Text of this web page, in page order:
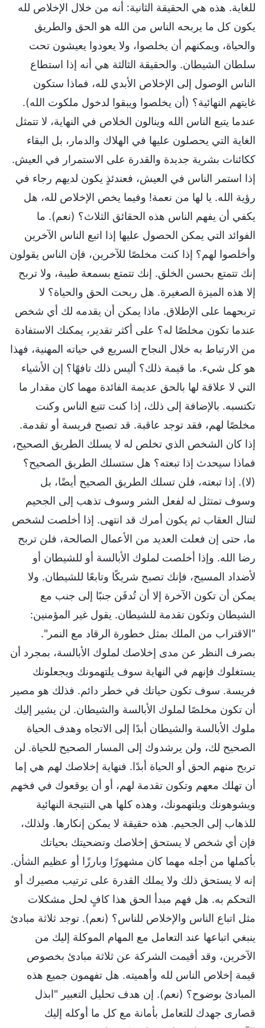
للغاية. هذه هي الحقيقة الثانية: أنه من خلال الإخلاص لله
يكون كل ما يربحه الناس من الله هو الحق والطريق
والحياة، ويمكنهم أن يخلصوا، ولا يعودوا يعيشون تحت
سلطان الشيطان. والحقيقة الثالثة هي أنه إذا استطاع
الناس الوصول إلى الإخلاص الأبدي لله، فماذا ستكون
غايتهم النهائية؟ (أن يخلصوا ويبقوا لدخول ملكوت الله).
عندما يتبع الناس الله وينالون الخلاص في النهاية، لا تتمثل
الغاية التي يحصلون عليها في الهلاك والدمار، بل البقاء
ككائنات بشرية جديدة والقدرة على الاستمرار في العيش.
إذا استمر الناس في العيش، فعندئذٍ يكون لديهم رجاء في
رؤية الله. يا لها من نعمة! وفيما يخص الإخلاص لله، هل
يكفي أن يفهم الناس هذه الحقائق الثلاث؟ (نعم). ما
الفوائد التي يمكن الحصول عليها إذا اتبع الناس الآخرين
وأخلصوا لهم؟ إذا كنت مخلصًا للآخرين، فإن الناس يقولون
إنك تتمتع بحسن الخلق. إنك تتمتع بسمعة طيبة، ولا تربح
إلا هذه الميزة الصغيرة. هل ربحت الحق والحياة؟ لا
تربحهما على الإطلاق. ماذا يمكن أن يقدمه لك أي شخص
عندما تكون مخلصًا له؟ على أكثر تقدير، يمكنك الاستفادة
من الارتباط به خلال النجاح السريع في حياته المهنية، فهذا
هو كل شيء. ما قيمة ذلك؟ أليس ذلك تافهًا؟ إن الأشياء
التي لا علاقة لها بالحق عديمة الفائدة مهما كان مقدار ما
تكتسبه. بالإضافة إلى ذلك، إذا كنت تتبع الناس وكنت
مخلصًا لهم، فقد توجد عاقبة. قد تصبح فريسة أو تقدمة.
إذا كان الشخص الذي تخلص له لا يسلك الطريق الصحيح،
فماذا سيحدث إذا تبعته؟ هل ستسلك الطريق الصحيح؟
(لا). إذا تبعته، فلن تسلك الطريق الصحيح أيضًا، بل
وسوف تمتثل له لفعل الشر وسوف تذهب إلى الجحيم
لتنال العقاب ثم يكون أمرك قد انتهى. إذا أخلصت لشخص
ما، حتى إن فعلت العديد من الأعمال الصالحة، فلن تربح
رضا الله. وإذا أخلصت لملوك الأبالسة أو للشيطان أو
لأضداد المسيح، فإنك تصبح شريكًا وتابعًا للشيطان. ولا
يمكن أن تكون الآخرة إلا أن تُدفَن جنبًا إلى جنب مع
الشيطان وتكون تقدمة للشيطان. يقول غير المؤمنين:
"الاقتراب من الملك بمثل خطورة الرقاد مع النمر".
بصرف النظر عن مدى إخلاصك لملوك الأبالسة، بمجرد أن
يستغلوك فإنهم في النهاية سوف يلتهمونك ويجعلونك
فريسة. سوف تكون حياتك في خطر دائم. فذلك هو مصير
أن تكون مخلصًا لملوك الأبالسة والشيطان. لن يشير إليك
ملوك الأبالسة والشيطان أبدًا إلى الاتجاه وهدف الحياة
الصحيح لك، ولن يرشدوك إلى المسار الصحيح للحياة. لن
تربح منهم الحق أو الحياة أبدًا. فنهاية إخلاصك لهم هي إما
أن تهلك معهم وتكون تقدمة لهم، أو أن يوقعوك في فخهم
ويشوهونك ويلتهمونك، وهذه كلها هي النتيجة النهائية
للذهاب إلى الجحيم. هذه حقيقة لا يمكن إنكارها. ولذلك،
فإن أي شخص لا يستحق إخلاصك وتضحيتك بحياتك
بأكملها من أجله مهما كان مشهورًا وبارزًا أو عظيم الشأن.
إنه لا يستحق ذلك ولا يملك القدرة على ترتيب مصيرك أو
التحكم به. هل فهم مبدأ الحق هذا كافٍ لحل مشكلات
مثل اتباع الناس والإخلاص للناس؟ (نعم). توجد ثلاثة مبادئ
ينبغي اتباعها عند التعامل مع المهام الموكلة إليك من
الآخرين، وقد أقيمت الشركة عن ثلاثة مبادئ بخصوص
قيمة إخلاص الناس لله وأهميته. هل تفهمون جميع هذه
المبادئ بوضوح؟ (نعم). إن هدف تحليل التعبير "ابذل
قصارى جهدك للتعامل بأمانة مع كل ما أوكله إليك